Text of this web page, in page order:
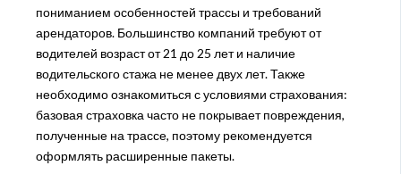
пониманием особенностей трассы и требований
арендаторов. Большинство компаний требуют от
водителей возраст от 21 до 25 лет и наличие
водительского стажа не менее двух лет. Также
необходимо ознакомиться с условиями страхования:
базовая страховка часто не покрывает повреждения,
полученные на трассе, поэтому рекомендуется
оформлять расширенные пакеты.